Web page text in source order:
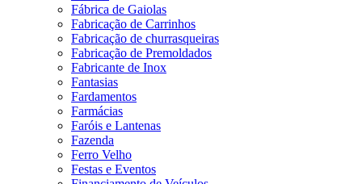
Fábrica de Gaiolas
Fabricação de Carrinhos
Fabricação de churrasqueiras
Fabricação de Premoldados
Fabricante de Inox
Fantasias
Fardamentos
Farmácias
Faróis e Lantenas
Fazenda
Ferro Velho
Festas e Eventos